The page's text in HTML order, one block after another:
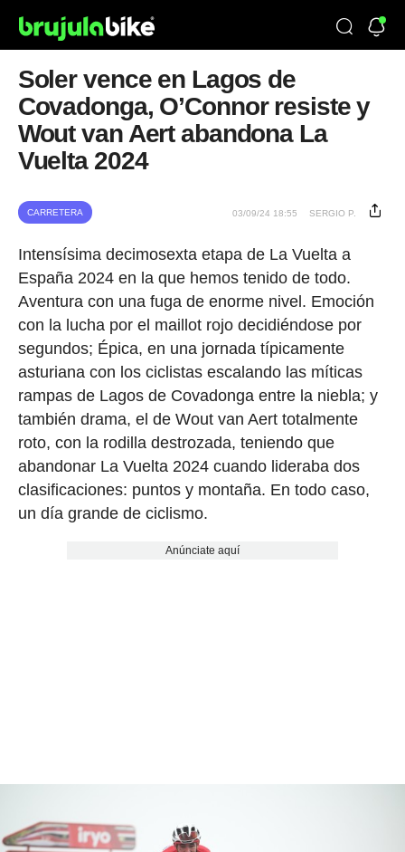
Soler vence en Lagos de
Covadonga, O’Connor resiste y
Wout van Aert abandona La
Vuelta 2024
CARRETERA 03/09/24 18:55 SERGIO P.
Intensísima decimosexta etapa de La Vuelta a
España 2024 en la que hemos tenido de todo.
Aventura con una fuga de enorme nivel. Emoción
con la lucha por el maillot rojo decidiéndose por
segundos; Épica, en una jornada típicamente
asturiana con los ciclistas escalando las míticas
rampas de Lagos de Covadonga entre la niebla; y
también drama, el de Wout van Aert totalmente
roto, con la rodilla destrozada, teniendo que
abandonar La Vuelta 2024 cuando lideraba dos
clasificaciones: puntos y montaña. En todo caso,
un día grande de ciclismo.
Anúnciate aquí